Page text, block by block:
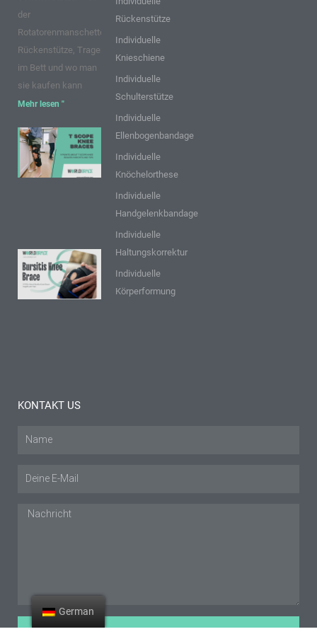
der
Rotatorenmanschette,
Rückenstütze, Tragen
im Bett und wo man
sie kaufen kann
Mehr lesen "
9 Punkte über
T Scope
Knieschienen:
9 FAQs zur
Bursitis-
Knieschiene:
Rückenstütze
Individuelle
Knieschiene
Individuelle
Schulterstütze
Individuelle
Ellenbogenbandage
Individuelle
Knöchelorthese
Individuelle
Handgelenkbandage
Individuelle
Haltungskorrektur
Individuelle
Körperformung
KONTAKT US
Name
Nachricht
German